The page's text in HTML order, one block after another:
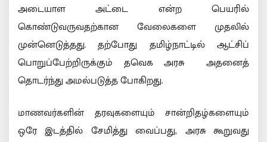
அடையாள அட்டை என்ற பெயரில்
கொண்டுவருவதற்கான வேலைகளை முதலில்
முன்னெடுத்தது. தற்போது தமிழ்நாட்டில் ஆட்சிப்
பொறுப்பேற்றிருக்கும் தவெக அரசு அதனைத்
தொடர்ந்து அமல்படுத்த போகிறது.
மாணவர்களின் தரவுகளையும் சான்றிதழ்களையும்
ஒரே இடத்தில் சேமித்து வைப்பது, அரசு கூறுவது